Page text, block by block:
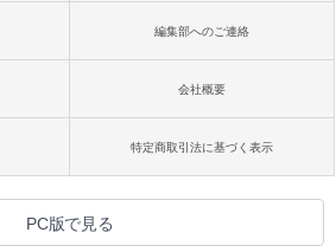
編集部へのご連絡
会社概要
特定商取引法に基づく表示
PC版で見る